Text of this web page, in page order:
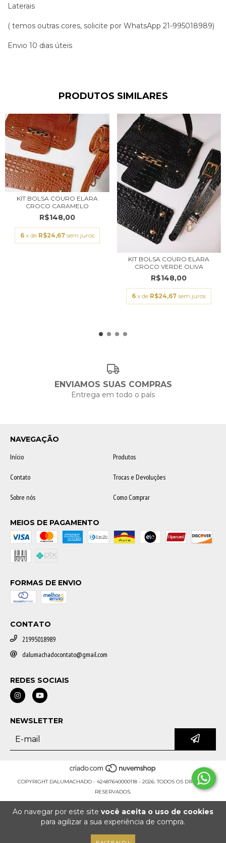
Ao navegar por este site você aceita o uso de cookies
para agilizar a sua experiência de compra.
Laterais
( temos outras cores, solicite por WhatsApp 21-995018989)
Envio 10 dias úteis
PRODUTOS SIMILARES
KIT BOLSA COURO ELARA
CROCO CARAMELO
R$148,00
6 x de R$24,67 sem juros
KIT BOLSA COURO ELARA
CROCO VERDE OLIVA
R$148,00
6 x de R$24,67 sem juros
ENVIAMOS SUAS COMPRAS
Entrega em todo o país
NAVEGAÇÃO
Início
Produtos
Contato Trocas e Devoluções
Sobre nós Como Comprar
MEIOS DE PAGAMENTO
FORMAS DE ENVIO
CONTATO
21995018989
dalumachadocontato@gmail.com
REDES SOCIAIS
NEWSLETTER
COPYRIGHT DALUMACHADO - 42487640000118 - 2026. TODOS OS DIREITOS
RESERVADOS.